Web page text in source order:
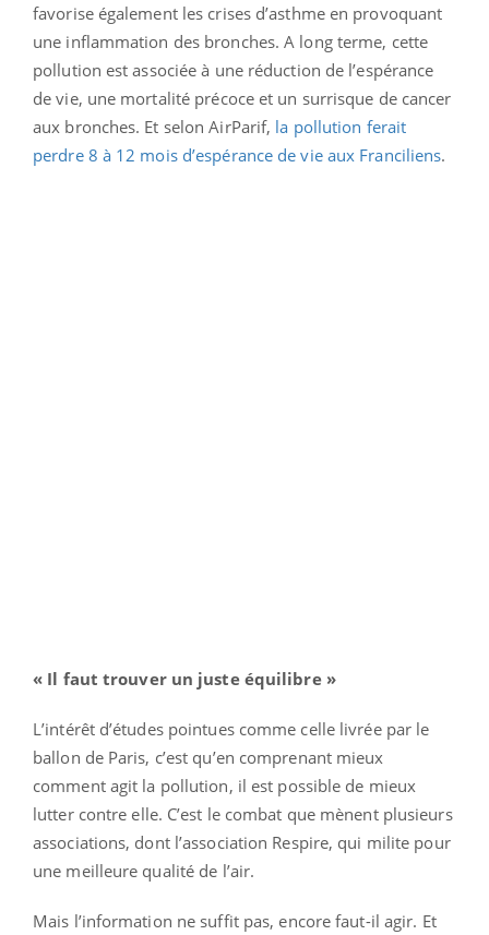
favorise également les crises d’asthme en provoquant
une inflammation des bronches. A long terme, cette
pollution est associée à une réduction de l’espérance
de vie, une mortalité précoce et un surrisque de cancer
aux bronches. Et selon AirParif, la pollution ferait
perdre 8 à 12 mois d’espérance de vie aux Franciliens.
« Il faut trouver un juste équilibre »
L’intérêt d’études pointues comme celle livrée par le
ballon de Paris, c’est qu’en comprenant mieux
comment agit la pollution, il est possible de mieux
lutter contre elle. C’est le combat que mènent plusieurs
associations, dont l’association Respire, qui milite pour
une meilleure qualité de l’air.
Mais l’information ne suffit pas, encore faut-il agir. Et